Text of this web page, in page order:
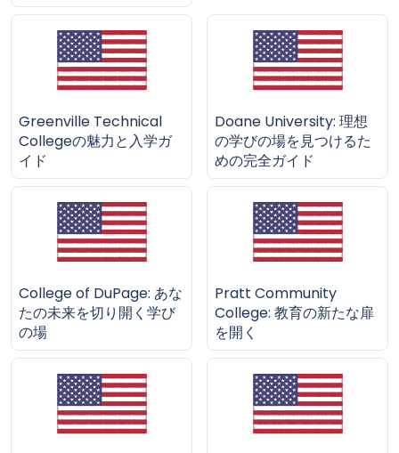
Greenville Technical
Collegeの魅力と入学ガ
イド
Doane University: 理想
の学びの場を見つけるた
めの完全ガイド
College of DuPage: あな
たの未来を切り開く学び
の場
Pratt Community
College: 教育の新たな扉
を開く